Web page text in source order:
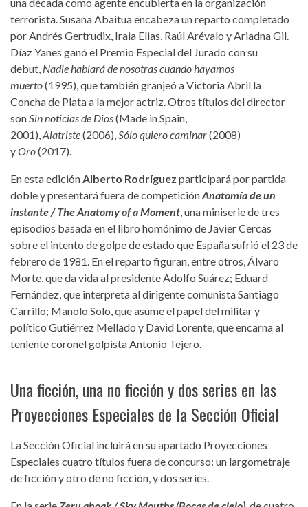
terrorista. Susana Abaitua encabeza un reparto completado
por Andrés Gertrudix, Iraia Elias, Raúl Arévalo y Ariadna Gil.
Díaz Yanes ganó el Premio Especial del Jurado con su
debut, Nadie hablará de nosotras cuando hayamos
muerto(1995), que también granjeó a Victoria Abril la
Concha de Plata a la mejor actriz. Otros títulos del director
sonSin noticias de Dios(Made in Spain,
2001),Alatriste(2006),Sólo quiero caminar(2008)
yOro(2017).
En esta ediciónAlberto Rodríguez participará por partida
doble y presentará fuera de competiciónAnatomía de un
instante / The Anatomy of a Moment, una miniserie de tres
episodios basada en el libro homónimo de Javier Cercas
sobre el intento de golpe de estado que España sufrió el 23 de
febrero de 1981. En el reparto figuran, entre otros, Álvaro
Morte, que da vida al presidente Adolfo Suárez; Eduard
Fernández, que interpreta al dirigente comunista Santiago
Carrillo; Manolo Solo, que asume el papel del militar y
político Gutiérrez Mellado y David Lorente, que encarna al
teniente coronel golpista Antonio Tejero.
Una ficción, una no ficción y dos series en las
Proyecciones Especiales de la Sección Oficial
La Sección Oficial incluirá en su apartado Proyecciones
Especiales cuatro títulos fuera de concurso: un largometraje
de ficción y otro de no ficción, y dos series.